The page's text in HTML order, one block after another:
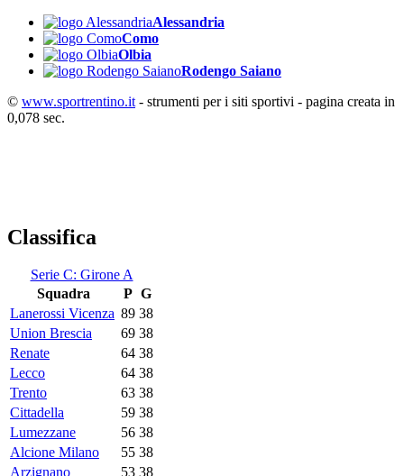
Alessandria
Como
Olbia
Rodengo Saiano
© www.sportrentino.it - strumenti per i siti sportivi - pagina creata in
0,078 sec.
Classifica
Serie C: Girone A
Squadra
P G
Lanerossi Vicenza 89 38
Union Brescia
69 38
Renate
64 38
Lecco
64 38
Trento
63 38
Cittadella
59 38
Lumezzane
56 38
Alcione Milano
55 38
Arzignano
53 38